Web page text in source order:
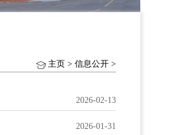
主页 > 信息公开 >
2026-02-13
2026-01-31